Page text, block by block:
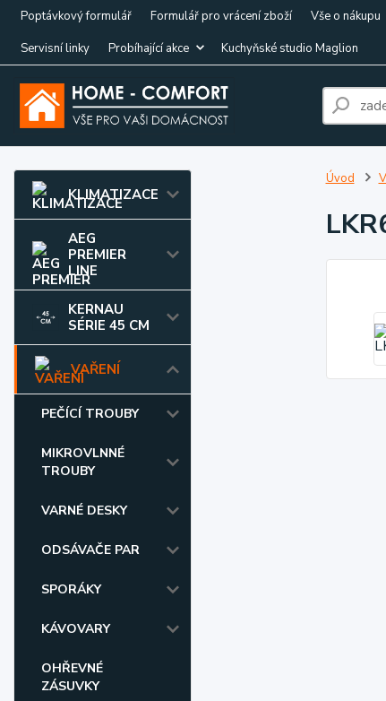
Poptávkový formulář Formulář pro vrácení zboží Vše o nákupu
Servisní linky
Probíhající akce Kuchyňské studio Maglion
KLIMATIZACE
AEG
PREMIER
LINE
KERNAU
SÉRIE 45 CM
VAŘENÍ
PEČÍCÍ TROUBY
MIKROVLNNÉ
TROUBY
VARNÉ DESKY
ODSÁVAČE PAR
SPORÁKY
KÁVOVARY
OHŘEVNÉ
ZÁSUVKY
Úvod